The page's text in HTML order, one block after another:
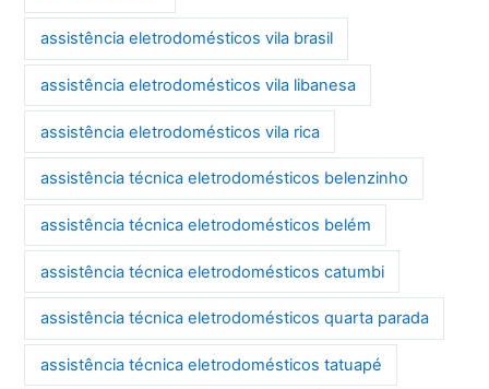
assistência eletrodomésticos vila brasil
assistência eletrodomésticos vila libanesa
assistência eletrodomésticos vila rica
assistência técnica eletrodomésticos belenzinho
assistência técnica eletrodomésticos belém
assistência técnica eletrodomésticos catumbi
assistência técnica eletrodomésticos quarta parada
assistência técnica eletrodomésticos tatuapé